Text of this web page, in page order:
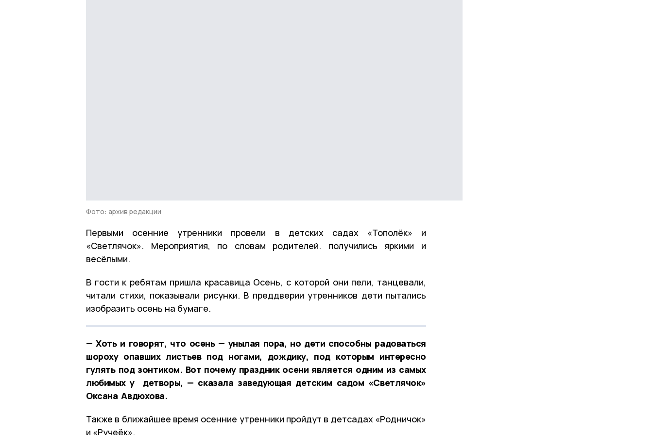
Фото: архив редакции
Первыми осенние утренники провели в детских садах «Тополёк» и
«Светлячок». Мероприятия, по словам родителей. получились яркими и
весёлыми.
В гости к ребятам пришла красавица Осень, с которой они пели, танцевали,
читали стихи, показывали рисунки. В преддверии утренников дети пытались
изобразить осень на бумаге.
— Хоть и говорят, что осень — унылая пора, но дети способны радоваться
шороху опавших листьев под ногами, дождику, под которым интересно
гулять под зонтиком. Вот почему праздник осени является одним из самых
любимых у детворы, — сказала заведующая детским садом «Светлячок»
Оксана Авдюхова.
Также в ближайшее время осенние утренники пройдут в детсадах «Родничок»
и «Ручеёк».